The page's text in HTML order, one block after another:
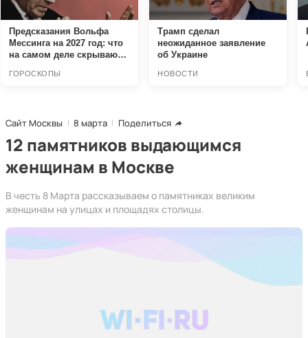
Сайт Москвы 8 марта Поделиться
12 памятников выдающимся
женщинам в Москве
В честь 8 Марта рассказываем о памятниках великим
женщинам на улицах и площадях столицы.